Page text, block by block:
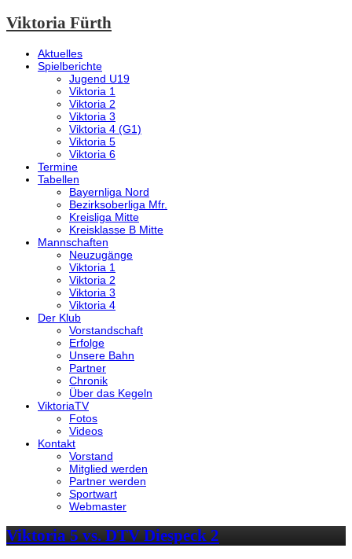
Viktoria Fürth
Aktuelles
Spielberichte
Jugend U19
Viktoria 1
Viktoria 2
Viktoria 3
Viktoria 4 (G1)
Viktoria 5
Viktoria 6
Termine
Tabellen
Bayernliga Nord
Bezirksoberliga Mfr.
Kreisliga Mitte
Kreisklasse B Mitte
Mannschaften
Neuzugänge
Viktoria 1
Viktoria 2
Viktoria 3
Viktoria 4
Der Klub
Vorstandschaft
Erfolge
Unsere Bahn
Partner
Chronik
Über das Kegeln
ViktoriaTV
Fotos
Videos
Kontakt
Vorstand
Mitglied werden
Partner werden
Sportwart
Webmaster
Viktoria 5 vs. DTV Diespeck 2